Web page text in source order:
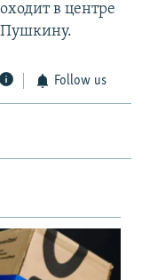
в центре
Пушкину.
Follow us